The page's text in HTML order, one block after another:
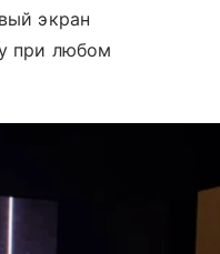
экран
при любом